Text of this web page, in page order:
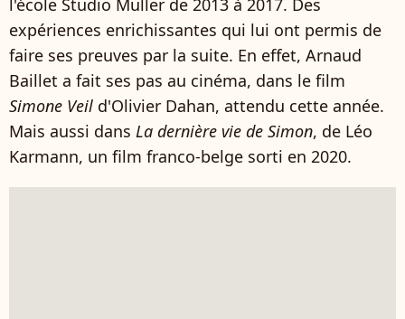
l'école Studio Muller de 2013 à 2017. Des
expériences enrichissantes qui lui ont permis de
faire ses preuves par la suite. En effet, Arnaud
Baillet a fait ses pas au cinéma, dans le film
Simone Veil d'Olivier Dahan, attendu cette année.
Mais aussi dans La dernière vie de Simon, de Léo
Karmann, un film franco-belge sorti en 2020.